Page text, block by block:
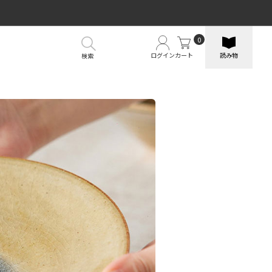
ログインカート
0
読み物
検索